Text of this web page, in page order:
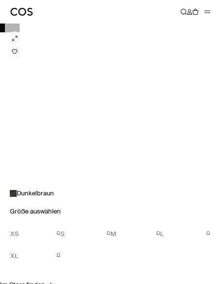
Dunkelbraun
Größe auswählen
XS S M L
XL